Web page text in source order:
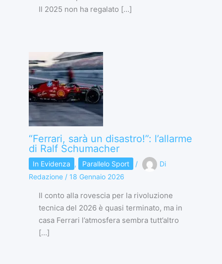
Il 2025 non ha regalato […]
“Ferrari, sarà un disastro!”: l’allarme
di Ralf Schumacher
In Evidenza , Parallelo Sport /
Di
Redazione / 18 Gennaio 2026
Il conto alla rovescia per la rivoluzione
tecnica del 2026 è quasi terminato, ma in
casa Ferrari l’atmosfera sembra tutt’altro
[…]